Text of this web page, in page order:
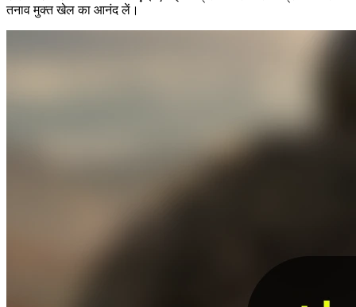
तनाव मुक्त खेल का आनंद लें।